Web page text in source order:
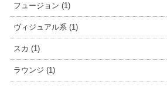
フュージョン (1)
ヴィジュアル系 (1)
スカ (1)
ラウンジ (1)